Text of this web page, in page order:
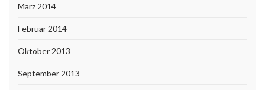
März 2014
Februar 2014
Oktober 2013
September 2013